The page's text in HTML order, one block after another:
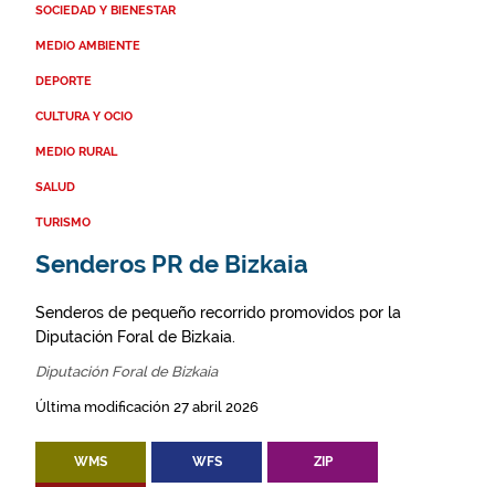
SOCIEDAD Y BIENESTAR
MEDIO AMBIENTE
DEPORTE
CULTURA Y OCIO
MEDIO RURAL
SALUD
TURISMO
Senderos PR de Bizkaia
Senderos de pequeño recorrido promovidos por la
Diputación Foral de Bizkaia.
Diputación Foral de Bizkaia
Última modificación 27 abril 2026
WMS WFS ZIP